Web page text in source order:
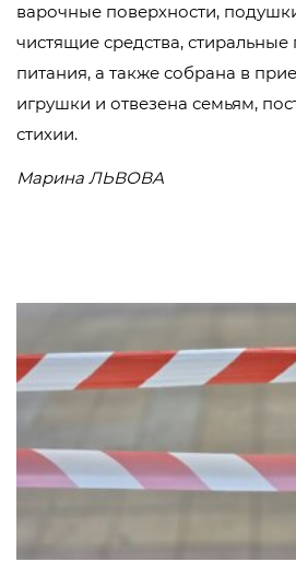
варочные поверхности,
чистящие средства,
питания, а также собрана в
игрушки и отвезена семьям,
стихии.
Марина ЛЬВОВА